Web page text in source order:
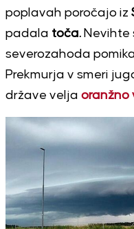
poplavah poročajo iz
padala toča.Nevihte
severozahoda
Prekmurja v smeri
države velja oranžno